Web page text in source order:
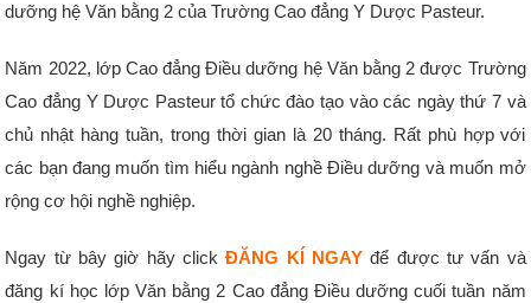
dưỡng hệ Văn bằng 2 của Trường Cao đẳng Y Dược Pasteur.
Năm 2022, lớp Cao đẳng Điều dưỡng hệ Văn bằng 2 được Trường
Cao đẳng Y Dược Pasteur tổ chức đào tạo vào các ngày thứ 7 và
chủ nhật hàng tuần, trong thời gian là 20 tháng. Rất phù hợp với
các bạn đang muốn tìm hiểu ngành nghề Điều dưỡng và muốn mở
rộng cơ hội nghề nghiệp.
Ngay từ bây giờ hãy clickĐĂNG KÍ NGAYđể được tư vấn và
đăng kí học lớp Văn bằng 2 Cao đẳng Điều dưỡng cuối tuần năm